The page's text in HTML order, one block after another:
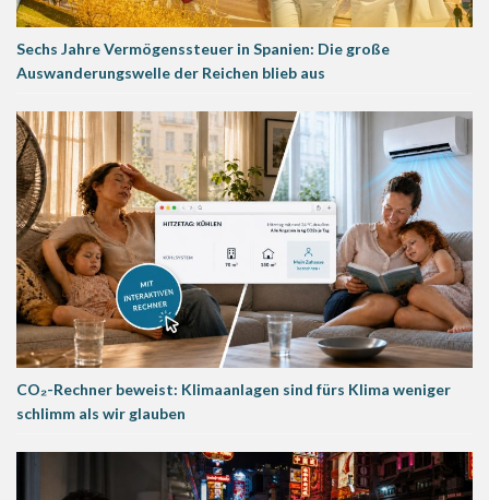
Sechs Jahre Vermögenssteuer in Spanien: Die große
Auswanderungswelle der Reichen blieb aus
CO₂-Rechner beweist: Klimaanlagen sind fürs Klima weniger
schlimm als wir glauben